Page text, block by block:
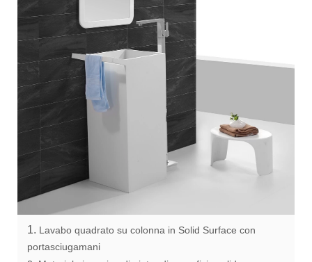
1. Lavabo quadrato su colonna in Solid Surface con
portasciugamani